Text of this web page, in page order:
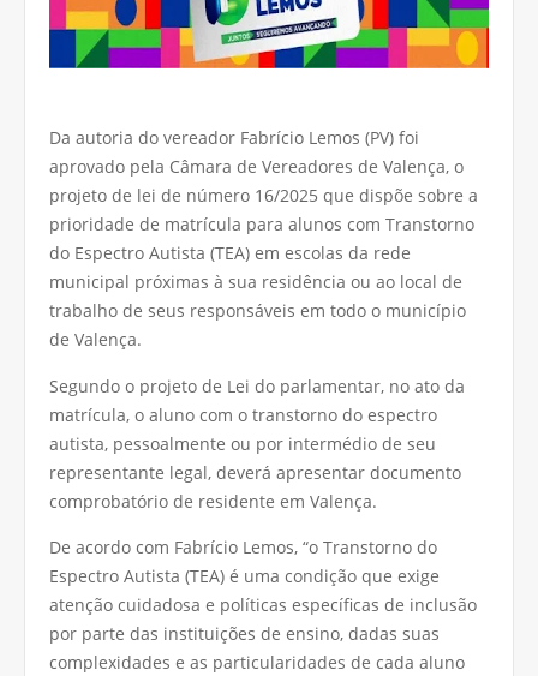
Da autoria do vereador Fabrício Lemos (PV) foi
aprovado pela Câmara de Vereadores de Valença, o
projeto de lei de número 16/2025 que dispõe sobre a
prioridade de matrícula para alunos com Transtorno
do Espectro Autista (TEA) em escolas da rede
municipal próximas à sua residência ou ao local de
trabalho de seus responsáveis em todo o município
de Valença.
Segundo o projeto de Lei do parlamentar, no ato da
matrícula, o aluno com o transtorno do espectro
autista, pessoalmente ou por intermédio de seu
representante legal, deverá apresentar documento
comprobatório de residente em Valença.
De acordo com Fabrício Lemos, “o Transtorno do
Espectro Autista (TEA) é uma condição que exige
atenção cuidadosa e políticas específicas de inclusão
por parte das instituições de ensino, dadas suas
complexidades e as particularidades de cada aluno